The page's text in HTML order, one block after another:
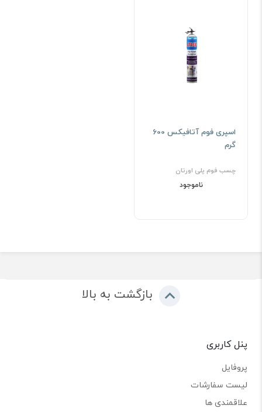
اسپری فوم آتافیکس 600
گرم
چسب فوم پلی اورتان
ناموجود
بازگشت به بالا
پنل کاربری
پروفایل
لیست سفارشات
علاقمندی ها